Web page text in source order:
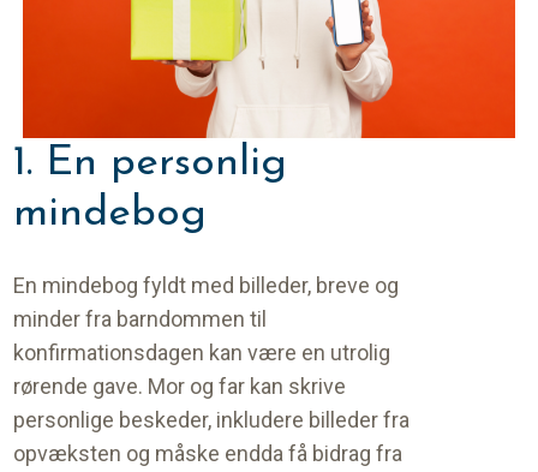
1. En personlig
mindebog
En mindebog fyldt med billeder, breve og
minder fra barndommen til
konfirmationsdagen kan være en utrolig
rørende gave. Mor og far kan skrive
personlige beskeder, inkludere billeder fra
opvæksten og måske endda få bidrag fra